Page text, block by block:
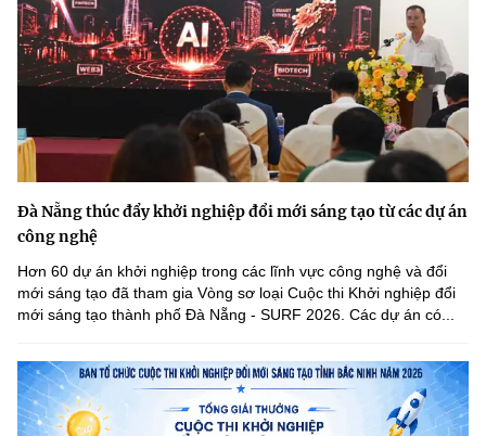
Đà Nẵng thúc đẩy khởi nghiệp đổi mới sáng tạo từ các dự án
công nghệ
Hơn 60 dự án khởi nghiệp trong các lĩnh vực công nghệ và đổi
mới sáng tạo đã tham gia Vòng sơ loại Cuộc thi Khởi nghiệp đổi
mới sáng tạo thành phố Đà Nẵng - SURF 2026. Các dự án có...